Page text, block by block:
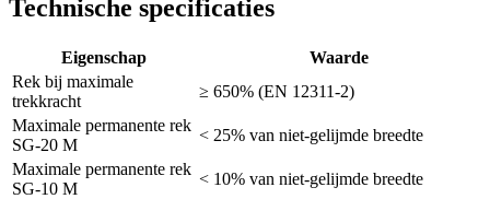
Technische specificaties
Eigenschap
Waarde
Rek bij maximale
trekkracht
≥ 650% (EN 12311-2)
Maximale permanente rek
SG-20 M
< 25% van niet-gelijmde breedte
Maximale permanente rek
SG-10 M
< 10% van niet-gelijmde breedte